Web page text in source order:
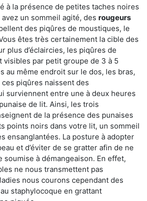
à la présence de petites taches noires
un sommeil agité, des rougeurs
des piqûres de moustiques, le
êtes très certainement la cible des
plus d’éclaircies, les piqûres de
visibles par petit groupe de 3 à 5
au même endroit sur le dos, les bras,
piqûres naissent des
surviennent entre une à deux heures
de lit. Ainsi, les trois
de la présence des punaises
points noirs dans votre lit, un sommeil
ensanglantées. La posture à adopter
et d’éviter de se gratter afin de ne
soumise à démangeaison. En effet,
ne nous transmettent pas
nous courons cependant des
staphylocoque en grattant